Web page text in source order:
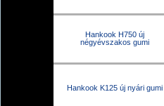
Hankook H750 új
négyévszakos gumi
Hankook K125 új nyári gumi